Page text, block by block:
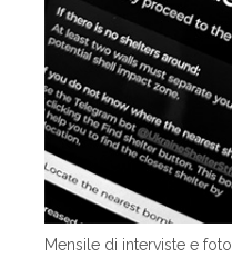
Mensile di interviste e foto